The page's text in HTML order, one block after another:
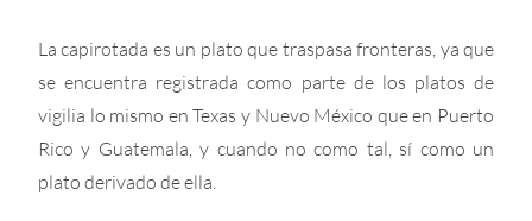
La capirotada es un plato que traspasa fronteras, ya que
se encuentra registrada como parte de los platos de
vigilia lo mismo en Texas y Nuevo México que en Puerto
Rico y Guatemala, y cuando no como tal, sí como un
plato derivado de ella.